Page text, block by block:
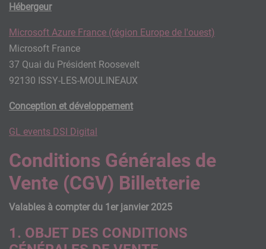
Hébergeur
Microsoft Azure France (région Europe de l'ouest)
Microsoft France
37 Quai du Président Roosevelt
92130 ISSY-LES-MOULINEAUX
Conception et développement
GL events DSI Digital
Conditions Générales de
Vente (CGV) Billetterie
Valables à compter du 1er janvier 2025
1. OBJET DES CONDITIONS